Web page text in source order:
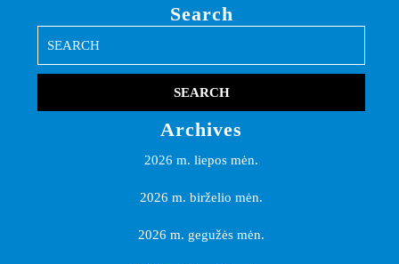
Search
for:
Archives
2026 m. liepos mėn.
2026 m. birželio mėn.
2026 m. gegužės mėn.